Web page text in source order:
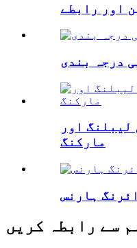
اور رابطے
درجہ بندی
لیبلنگ اور
مارکنگ
ہارنس
سے رابطہ کریں